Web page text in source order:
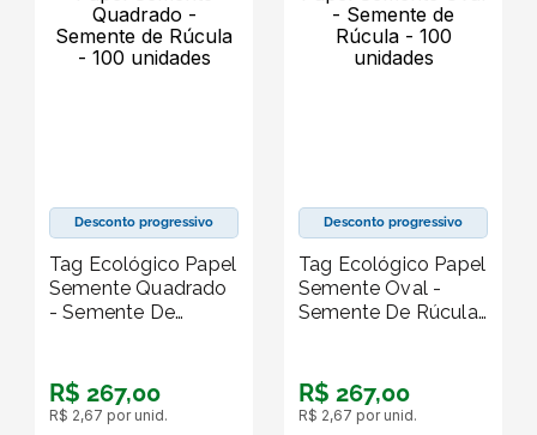
Desconto progressivo
Tag Ecológico Papel
Semente Quadrado
- Semente De
R$ 267,00
R$ 2,67 por unid.
Desconto progressivo
Tag Ecológico Papel
Semente Oval -
Semente De Rúcula
R$ 267,00
R$ 2,67 por unid.